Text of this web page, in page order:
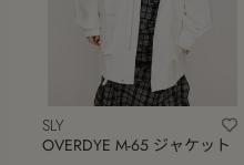
SLY
OVERDYE M-65 ジャケット